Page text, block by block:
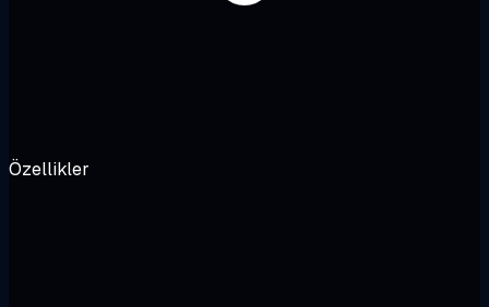
Özellikler